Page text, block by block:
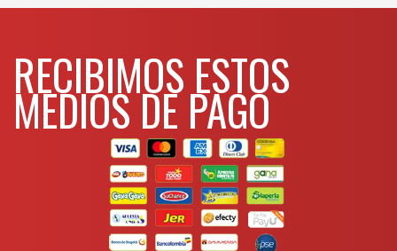
RECIBIMOS ESTOS
MEDIOS DE PAGO